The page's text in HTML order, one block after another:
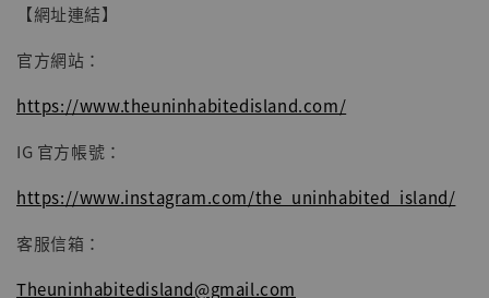
【網址連結】
官方網站：
https://www.theuninhabitedisland.com/
IG 官方帳號：
https://www.instagram.com/the_uninhabited_island/
客服信箱：
Theuninhabitedisland@gmail.com